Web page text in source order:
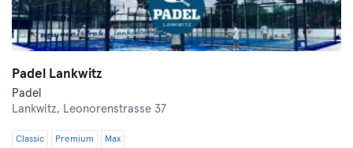
Padel Lankwitz
Padel
Lankwitz, Leonorenstrasse 37
Classic Premium Max